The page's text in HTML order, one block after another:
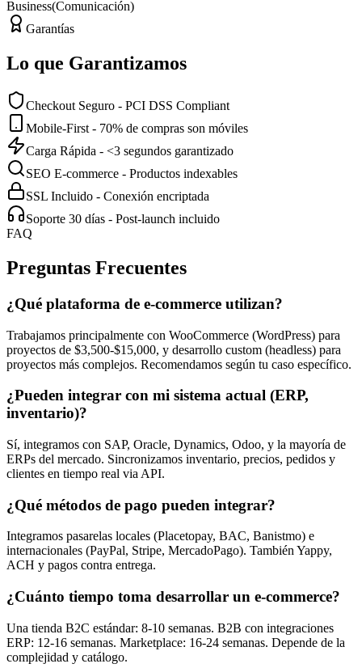
Business(Comunicación)
Garantías
Lo que Garantizamos
Checkout Seguro - PCI DSS Compliant
Mobile-First - 70% de compras son móviles
Carga Rápida - <3 segundos garantizado
SEO E-commerce - Productos indexables
SSL Incluido - Conexión encriptada
Soporte 30 días - Post-launch incluido
FAQ
Preguntas Frecuentes
¿Qué plataforma de e-commerce utilizan?
Trabajamos principalmente con WooCommerce (WordPress) para
proyectos de $3,500-$15,000, y desarrollo custom (headless) para
proyectos más complejos. Recomendamos según tu caso específico.
¿Pueden integrar con mi sistema actual (ERP,
inventario)?
Sí, integramos con SAP, Oracle, Dynamics, Odoo, y la mayoría de
ERPs del mercado. Sincronizamos inventario, precios, pedidos y
clientes en tiempo real via API.
¿Qué métodos de pago pueden integrar?
Integramos pasarelas locales (Placetopay, BAC, Banistmo) e
internacionales (PayPal, Stripe, MercadoPago). También Yappy,
ACH y pagos contra entrega.
¿Cuánto tiempo toma desarrollar un e-commerce?
Una tienda B2C estándar: 8-10 semanas. B2B con integraciones
ERP: 12-16 semanas. Marketplace: 16-24 semanas. Depende de la
complejidad y catálogo.